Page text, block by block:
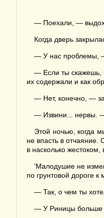
— Поехали, —
Когда дверь
— У нас проблемы,
— Если ты скажешь,
их содержали и как
— Нет, конечно, —
— Извини... нервы. —
Этой ночью, когда
не впасть в отчаяние.
в насколько
'Малодушие не
по грунтовой дороге
— Так, о чем ты
— У Риницы больше